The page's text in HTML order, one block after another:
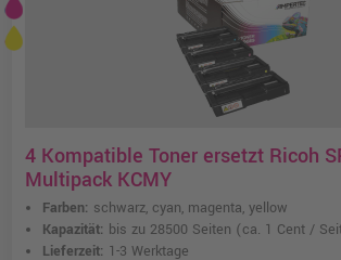
4 Kompatible Toner ersetzt Ricoh
Multipack KCMY
Farben: schwarz, cyan, magenta, yellow
Kapazität: bis zu 28500 Seiten (ca. 1 Cent /
Lieferzeit: 1-3 Werktage